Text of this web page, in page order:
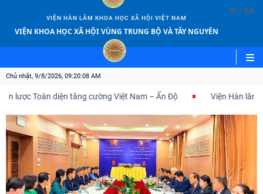
VIỆN HÀN LÂM KHOA HỌC XÃ HỘI VIỆT NAM
VIỆN KHOA HỌC XÃ HỘI VÙNG TRUNG BỘ VÀ TÂY NGUYÊN
VI | EN
Chủ nhật, 9/8/2026, 09:20:09 AM
diện tăng cường Việt Nam – Ấn Độ Viện Hàn lâm Khoa